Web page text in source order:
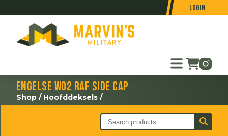
Login
Engelse WO2 RAF side cap
Shop / Hoofddeksels /